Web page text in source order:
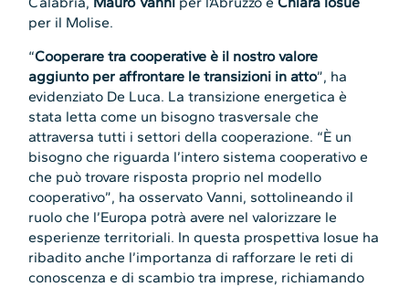
per il Molise.
“Cooperare tra cooperative è il nostro valore
aggiunto per affrontare le transizioni in atto”, ha
evidenziato De Luca. La transizione energetica è
stata letta come un bisogno trasversale che
attraversa tutti i settori della cooperazione. “È un
bisogno che riguarda l’intero sistema cooperativo e
che può trovare risposta proprio nel modello
cooperativo”, ha osservato Vanni, sottolineando il
ruolo che l’Europa potrà avere nel valorizzare le
esperienze territoriali. In questa prospettiva Iosue ha
ribadito anche l’importanza di rafforzare le reti di
conoscenza e di scambio tra imprese, richiamando